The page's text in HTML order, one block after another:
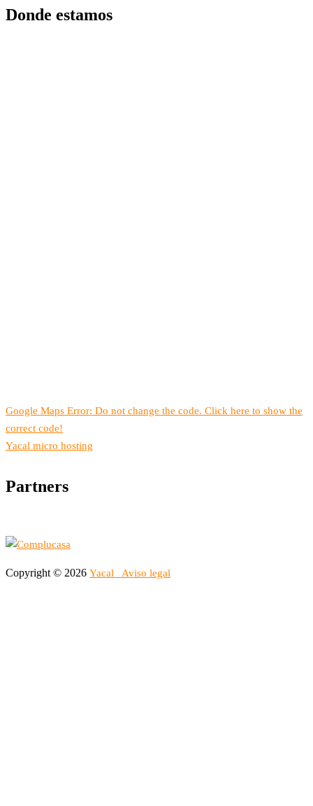
Donde estamos
Google Maps Error: Do not change the code. Click here to show the
correct code!
Yacal micro hosting
Partners
Copyright © 2026 Yacal Aviso legal